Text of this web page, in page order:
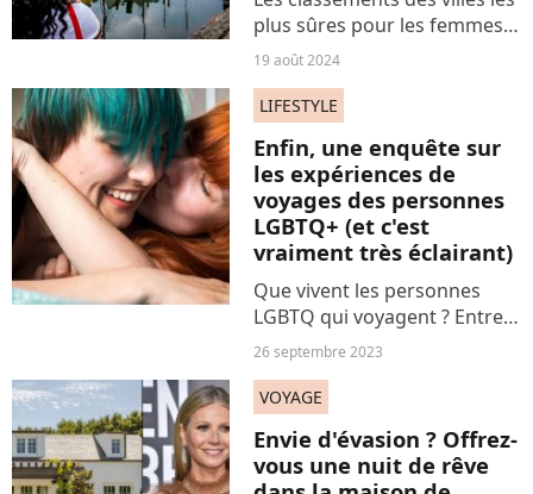
plus sûres pour les femmes
nous donnent une petite idée
recommandés où passer ses
trêves estivales.
19 août 2024
LIFESTYLE
Enfin, une enquête sur
les expériences de
voyages des personnes
LGBTQ+ (et c'est
vraiment très éclairant)
Que vivent les personnes
LGBTQ qui voyagent ? Entre
confiance et prudence (bien
légitime), une très complète
enquête menée par
Booking.com révèle une
réalité contrastée.
26 septembre 2023
VOYAGE
Envie d'évasion ? Offrez-
vous une nuit de rêve